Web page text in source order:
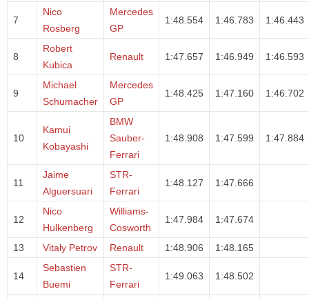
7
Nico
Rosberg
Mercedes
GP
1:48.554 1:46.783 1:46.443
8
Robert
Kubica
Renault 1:47.657 1:46.949 1:46.593
9
Michael
Schumacher
Mercedes
GP
1:48.425 1:47.160 1:46.702
10
Kamui
Kobayashi
BMW
Sauber-
Ferrari
1:48.908 1:47.599 1:47.884
11
Jaime
Alguersuari
STR-
Ferrari
1:48.127 1:47.666
12
Nico
Hulkenberg
Williams-
Cosworth
1:47.984 1:47.674
13 Vitaly Petrov Renault 1:48.906 1:48.165
14
Sebastien
Buemi
STR-
Ferrari
1:49.063 1:48.502